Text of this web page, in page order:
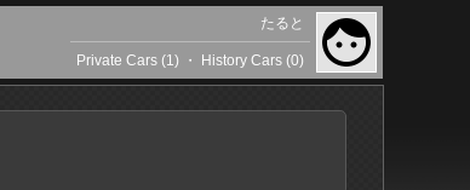
たると
Private Cars (1) ・ History Cars (0)